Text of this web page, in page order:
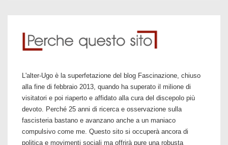
L'alter-Ugo è la superfetazione del blog Fascinazione, chiuso
alla fine di febbraio 2013, quando ha superato il milione di
visitatori e poi riaperto e affidato alla cura del discepolo più
devoto. Perché 25 anni di ricerca e osservazione sulla
fascisteria bastano e avanzano anche a un maniaco
compulsivo come me. Questo sito si occuperà ancora di
politica e movimenti sociali ma offrirà pure una robusta